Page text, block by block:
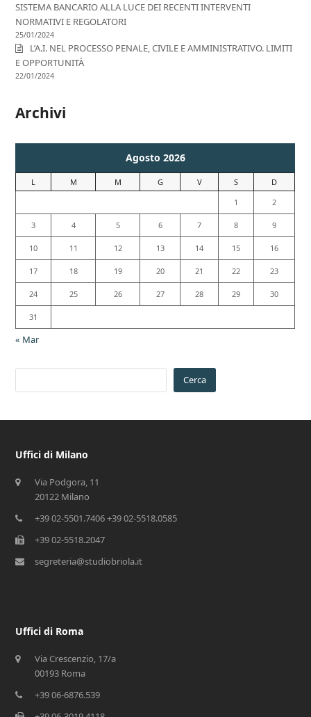
SISTEMA BANCARIO ALLA LUCE DEI RECENTI INTERVENTI
NORMATIVI E REGOLATORI
25/01/2024
L’A.I. NEL PROCESSO PENALE, CIVILE E AMMINISTRATIVO. LIMITI
E OPPORTUNITÀ
22/01/2024
Archivi
Agosto 2026
L M M G V S
D
1
2
3 4 5 6 7 8 9
10 11 12 13 14 15 16
17 18 19 20 21 22 23
24 25 26 27 28 29 30
31
« Mar
Cerca
Uffici di Milano
Via Podgora, 11
20122 Milano
+39 02-5501.7406 +39 02-5518.0585
+39 02-5518.2047
segreteria@studiobriola.it
Uffici di Roma
Via Crescenzio, 17/a
00193 Roma
+39 06-6876.539